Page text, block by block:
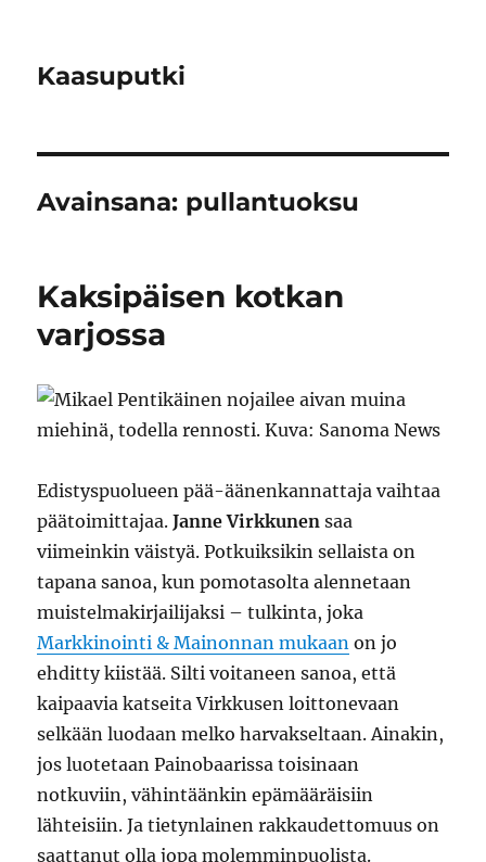
Kaasuputki
Avainsana: pullantuoksu
Kaksipäisen kotkan
varjossa
Edistyspuolueen pää-äänenkannattaja vaihtaa
päätoimittajaa.Janne Virkkunen saa
viimeinkin väistyä. Potkuiksikin sellaista on
tapana sanoa, kun pomotasolta alennetaan
muistelmakirjailijaksi – tulkinta, joka
Markkinointi & Mainonnan mukaan on jo
ehditty kiistää. Silti voitaneen sanoa, että
kaipaavia katseita Virkkusen loittonevaan
selkään luodaan melko harvakseltaan. Ainakin,
jos luotetaan Painobaarissa toisinaan
notkuviin, vähintäänkin epämääräisiin
lähteisiin. Ja tietynlainen rakkaudettomuus on
saattanut olla jopa molemminpuolista.